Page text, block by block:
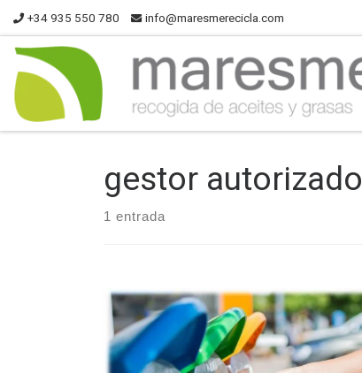
+34 935 550 780 info@maresmerecicla.com
gestor autorizado
1 entrada